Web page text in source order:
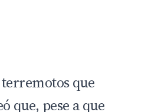
que
que, pese a que